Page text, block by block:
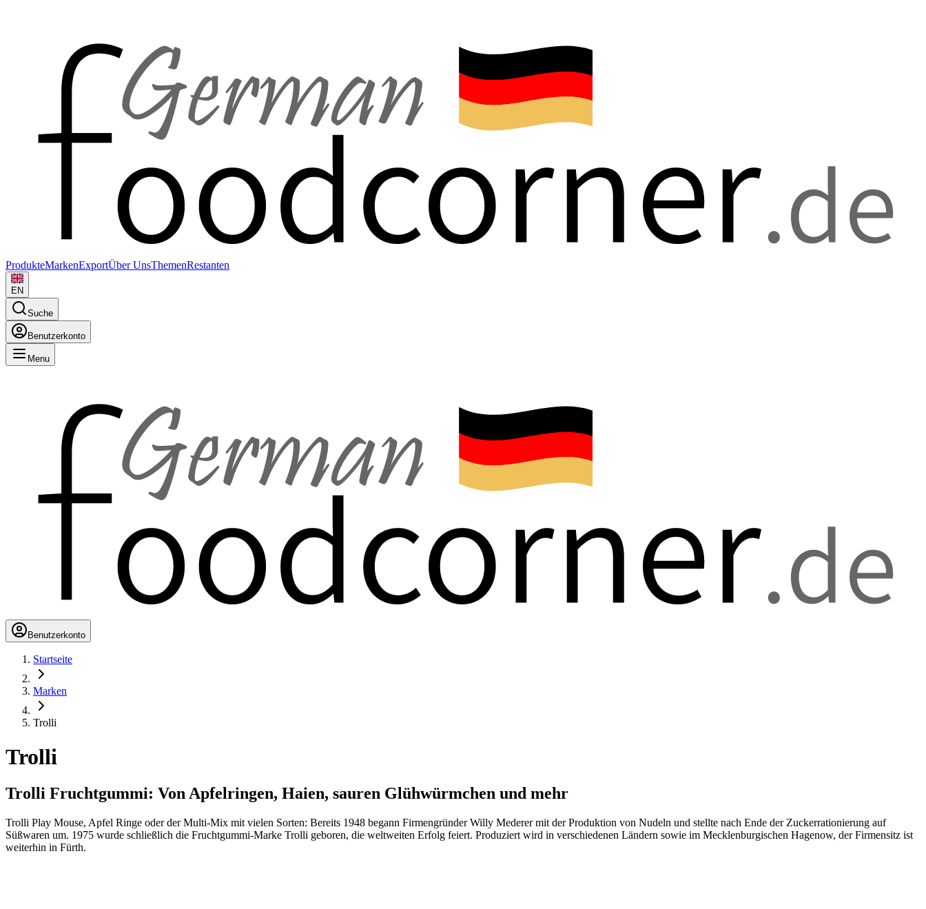
ProdukteMarkenExportÜber UnsThemenRestanten
EN
Suche
Benutzerkonto
Menu
Benutzerkonto
Startseite
Marken
Trolli
Trolli
Trolli Fruchtgummi: Von Apfelringen, Haien, sauren Glühwürmchen und mehr
Trolli Play Mouse, Apfel Ringe oder der Multi-Mix mit vielen Sorten: Bereits 1948 begann Firmengründer Willy Mederer mit der Produktion von Nudeln und stellte nach Ende der Zuckerrationierung auf
Süßwaren um. 1975 wurde schließlich die Fruchtgummi-Marke Trolli geboren, die weltweiten Erfolg feiert. Produziert wird in verschiedenen Ländern sowie im Mecklenburgischen Hagenow, der Firmensitz ist
weiterhin in Fürth.